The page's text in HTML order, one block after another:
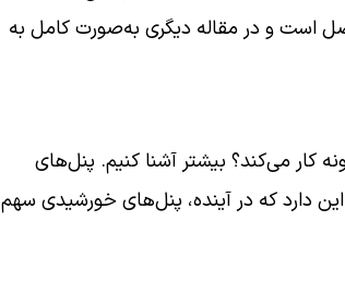
است و در مقاله دیگری به‌صورت کامل به
کار می‌کند؟ بیشتر آشنا کنیم. پنل‌های
دارد که در آینده، پنل‌های خورشیدی سهم